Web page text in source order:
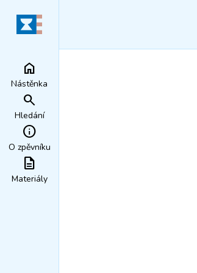
home
Nástěnka
search
Hledání
info
O zpěvníku
description
Materiály